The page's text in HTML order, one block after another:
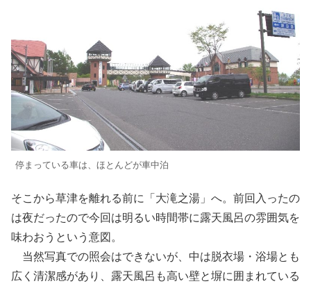
停まっている車は、ほとんどが車中泊
そこから草津を離れる前に「大滝之湯」へ。前回入ったの
は夜だったので今回は明るい時間帯に露天風呂の雰囲気を
味わおうという意図。
当然写真での照会はできないが、中は脱衣場・浴場とも
広く清潔感があり、露天風呂も高い壁と塀に囲まれている